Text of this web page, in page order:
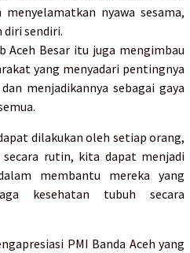
nyawa sesama,
diri sendiri.
Aceh Besar itu juga mengimbau
yang menyadari pentingnya
menjadikannya sebagai gaya
dilakukan oleh setiap orang,
rutin, kita dapat menjadi
membantu mereka yang
kesehatan tubuh secara
PMI Banda Aceh yang